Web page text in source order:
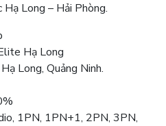
Hạ Long – Hải Phòng.
Hạ Long
Long, Quảng Ninh.
1PN, 1PN+1, 2PN, 3PN,